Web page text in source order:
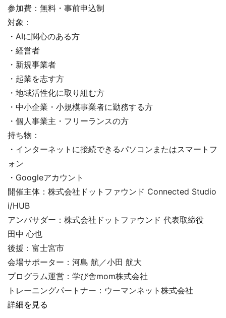
参加費：無料・事前申込制
対象：
・AIに関心のある方
・経営者
・新規事業者
・起業を志す方
・地域活性化に取り組む方
・中小企業・小規模事業者に勤務する方
・個人事業主・フリーランスの方
持ち物：
・インターネットに接続できるパソコンまたはスマートフ
ォン
・Googleアカウント
開催主体：株式会社ドットファウンド Connected Studio
i/HUB
アンバサダー：株式会社ドットファウンド 代表取締役
田中 心也
後援：富士宮市
会場サポーター：河島 航／小田 航大
プログラム運営：学び舎mom株式会社
トレーニングパートナー：ウーマンネット株式会社
詳細を見る